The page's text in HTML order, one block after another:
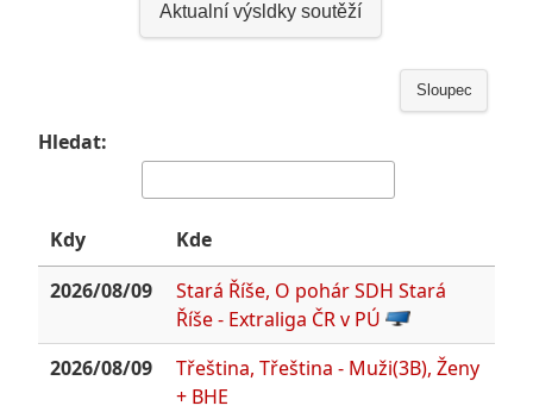
Aktualní výsldky soutěží
Sloupec
Hledat:
Kdy
Kde
2026/08/09
Stará Říše, O pohár SDH Stará
Říše - Extraliga ČR v PÚ
2026/08/09
Třeština, Třeština - Muži(3B), Ženy
+ BHE